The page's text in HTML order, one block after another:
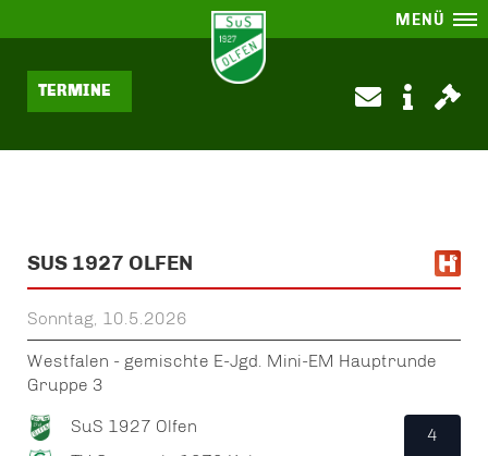
MENÜ
TERMINE
SUS 1927 OLFEN
Sonntag, 10.5.2026
Westfalen - gemischte E-Jgd. Mini-EM Hauptrunde
Gruppe 3
SuS 1927 Olfen
4